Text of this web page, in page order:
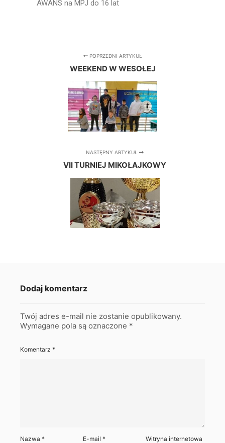
AWANS na MPJ do 16 lat
POPRZEDNI ARTYKUŁ
WEEKEND W WESOŁEJ
NASTĘPNY ARTYKUŁ
VII TURNIEJ MIKOŁAJKOWY
Dodaj komentarz
Twój adres e-mail nie zostanie opublikowany.
Wymagane pola są oznaczone *
Komentarz *
Nazwa * E-mail* Witryna internetowa